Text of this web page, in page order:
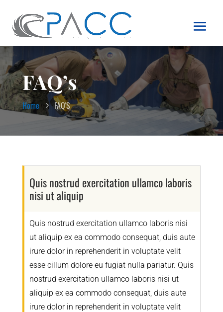
FAQ’s
Home FAQ'S
Quis nostrud exercitation ullamco laboris
nisi ut aliquip
Quis nostrud exercitation ullamco laboris nisi
ut aliquip ex ea commodo consequat, duis aute
irure dolor in reprehenderit in voluptate velit
esse cillum dolore eu fugiat nulla pariatur. Quis
nostrud exercitation ullamco laboris nisi ut
aliquip ex ea commodo consequat, duis aute
irure dolor in reprehenderit in voluptate velit